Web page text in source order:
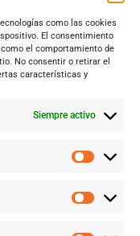
como las cookies
El consentimiento
el comportamiento de
No consentir o retirar el
características y
Siempre activo
crecer sin perder su